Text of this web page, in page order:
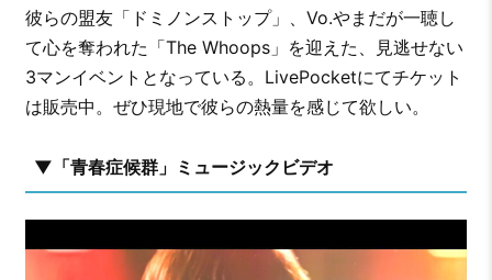
彼らの盟友「ドミノンストップ」、Vo.やまだが一聴し
て心を奪われた「The Whoops」を迎えた、見逃せない
3マンイベントとなっている。LivePocketにてチケット
は販売中。ぜひ現地で彼らの熱量を感じて欲しい。
▼「青春症候群」ミュージックビデオ